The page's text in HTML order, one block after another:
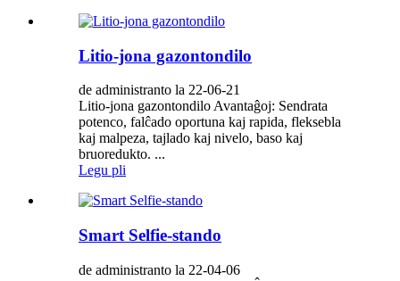
Litio-jona gazontondilo
de administranto la 22-06-21
Litio-jona gazontondilo Avantaĝoj: Sendrata
potenco, falĉado oportuna kaj rapida, fleksebla
kaj malpeza, tajlado kaj nivelo, baso kaj
bruoredukto. ...
Legu pli
Smart Selfie-stando
de administranto la 22-04-06